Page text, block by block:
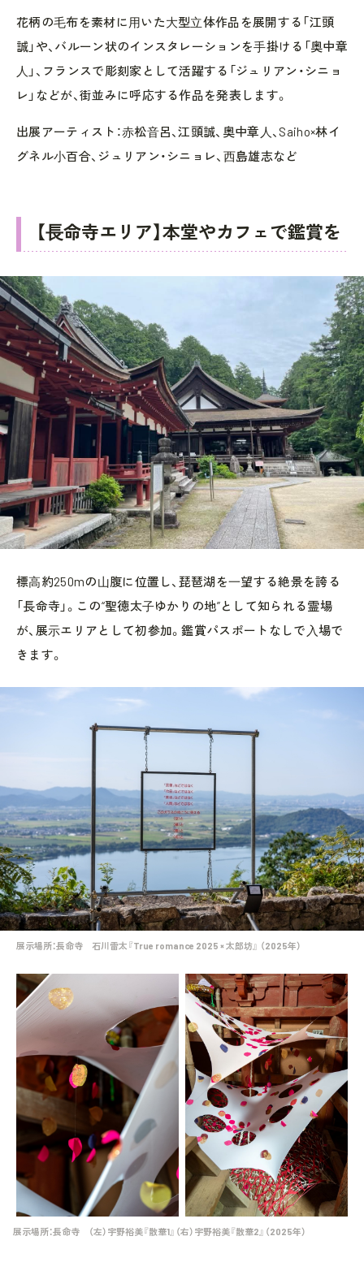
花柄の⽑布を素材に⽤いた⼤型⽴体作品を展開する「江頭
誠」や、バルーン状のインスタレーションを⼿掛ける「奥中章
⼈」、フランスで彫刻家として活躍する「ジュリアン・シニョ
レ」などが、街並みに呼応する作品を発表します。
出展アーティスト：⾚松⾳呂、江頭誠、奥中章⼈、Saiho×林イ
グネル⼩百合、ジュリアン・シニョレ、⻄島雄志など
【⻑命寺エリア】本堂やカフェで鑑賞を
標⾼約250mの⼭腹に位置し、琵琶湖を⼀望する絶景を誇る
「長命寺」。この“聖徳太⼦ゆかりの地”として知られる霊場
が、展⽰エリアとして初参加。鑑賞パスポートなしで⼊場で
きます。
展示場所：長命寺 石川雷太『True romance 2025 × 太郎坊』 （2025年）
展示場所：長命寺 （左）宇野裕美『散華1』（右）宇野裕美『散華2』（2025年）